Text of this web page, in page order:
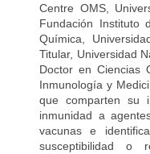
Centre OMS,
Fundación Instituto
Química,
Titular, Universidad
Doctor en Ciencias
Inmunología y
que comparten su
inmunidad a
vacunas e
susceptibilidad o